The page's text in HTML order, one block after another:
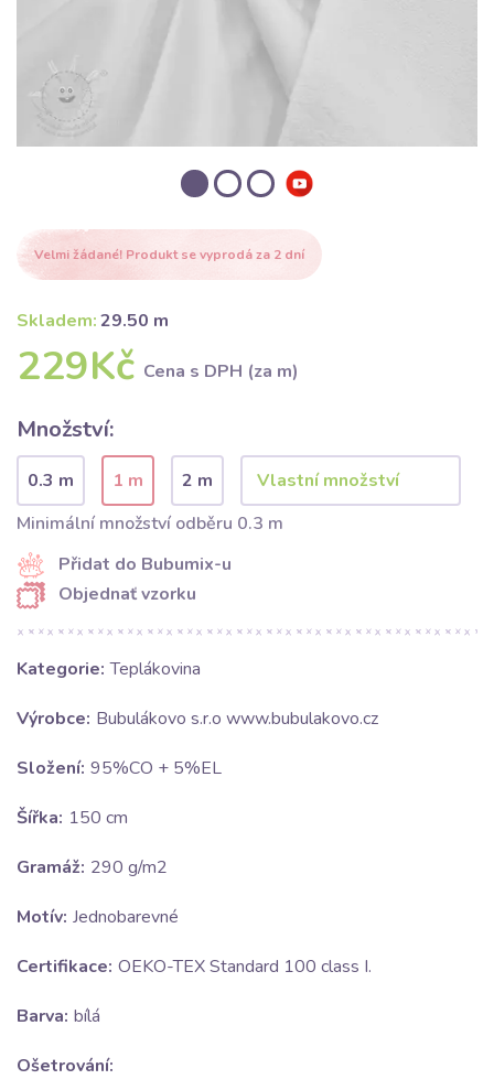
Velmi žádané! Produkt se vyprodá za 2 dní
Skladem:29.50 m
229Kč Cena s DPH (za m)
Množství:
0.3 m 1 m
2 m
Minimální množství odběru 0.3 m
Přidat do Bubumix-u
Objednať vzorku
Kategorie: Teplákovina
Výrobce: Bubulákovo s.r.o www.bubulakovo.cz
Složení: 95%CO + 5%EL
Šířka: 150 cm
Gramáž: 290 g/m2
Motív: Jednobarevné
Certifikace: OEKO-TEX Standard 100 class I.
Barva: bílá
Ošetrování: